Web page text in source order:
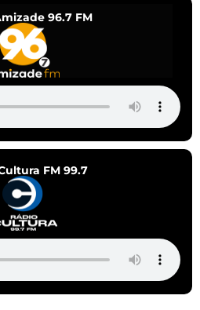
96.7 FM
FM 99.7